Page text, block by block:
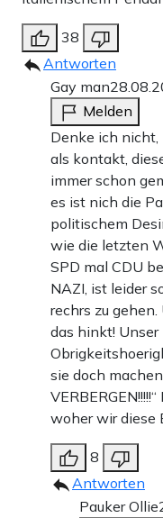
38
Antworten
Gay man
Melden
Denke ich nicht,
als kontakt,
immer schon
es ist nich die
politischem
wie die letzten
SPD mal CDU
NAZI, ist leider
rechrs zu
das hinkt!
sie doch
woher wir diese
8
Antworten
Pauker Ollie